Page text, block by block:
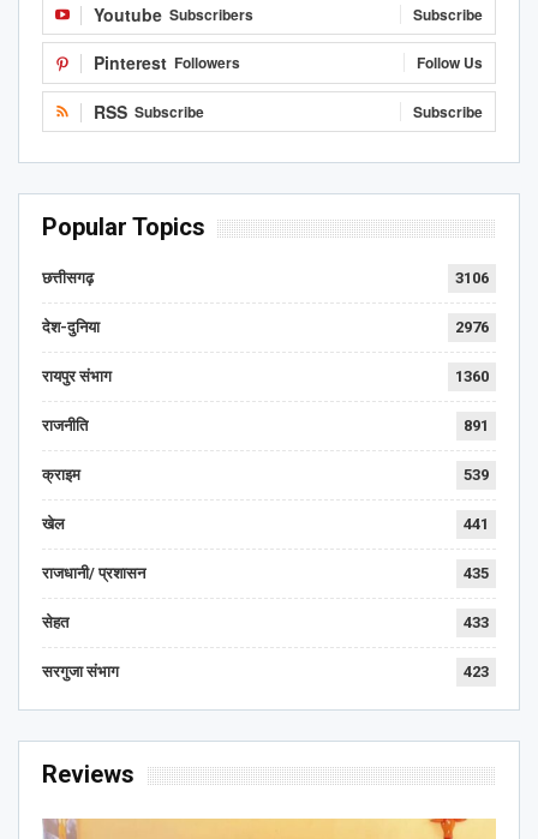
Youtube Subscribers Subscribe
Pinterest Followers Follow Us
RSS Subscribe Subscribe
Popular Topics
छत्तीसगढ़ 3106
देश-दुनिया 2976
रायपुर संभाग 1360
राजनीति 891
क्राइम 539
खेल 441
राजधानी/ प्रशासन 435
सेहत 433
सरगुजा संभाग 423
Reviews